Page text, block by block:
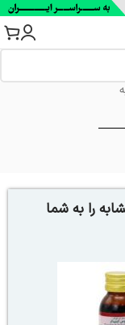
را به شما